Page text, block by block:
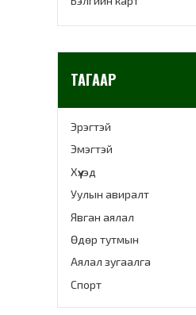
ТАГААР
Эрэгтэй
Эмэгтэй
Хүүхэд
Уулын авиралт
Явган аялал
Өдөр тутмын
Аялал зугаалга
Спорт